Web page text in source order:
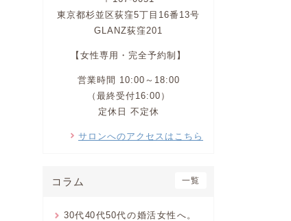
東京都杉並区荻窪5丁目16番13号
GLANZ荻窪201
【女性専用・完全予約制】
営業時間 10:00～18:00
（最終受付16:00）
定休日 不定休
サロンへのアクセスはこちら
コラム 一覧
30代40代50代の婚活女性へ。